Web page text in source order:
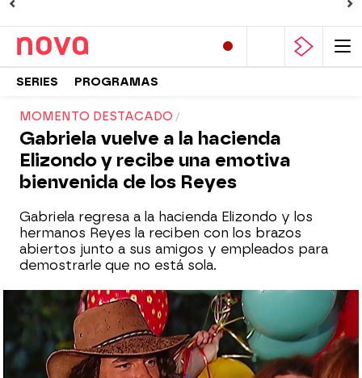
SERIES PROGRAMAS
MOMENTO DESTACADO
Gabriela vuelve a la hacienda
Elizondo y recibe una emotiva
bienvenida de los Reyes
Gabriela regresa a la hacienda Elizondo y los
hermanos Reyes la reciben con los brazos
abiertos junto a sus amigos y empleados para
demostrarle que no está sola.